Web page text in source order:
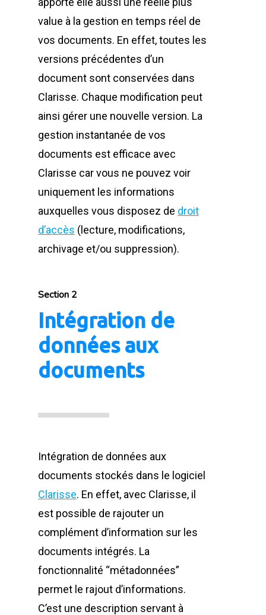
value à la gestion en temps réel de
vos documents. En effet, toutes les
versions précédentes d’un
document sont conservées dans
Clarisse. Chaque modification peut
ainsi gérer une nouvelle version. La
gestion instantanée de vos
documents est efficace avec
Clarisse car vous ne pouvez voir
uniquement les informations
auxquelles vous disposez de droit
d’accès (lecture, modifications,
archivage et/ou suppression).
Section 2
Intégration de
données aux
documents
Intégration de données aux
documents stockés dans le logiciel
Clarisse. En effet, avec Clarisse, il
est possible de rajouter un
complément d’information sur les
documents intégrés. La
fonctionnalité “métadonnées”
permet le rajout d’informations.
C’est une description servant à